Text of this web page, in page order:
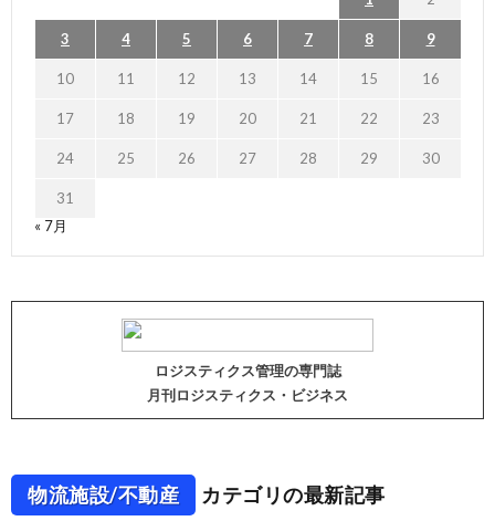
3 4 5 6 7 8 9
10 11 12 13 14 15 16
17 18 19 20 21 22 23
24 25 26 27 28 29 30
31
« 7月
ロジスティクス管理の専門誌
月刊ロジスティクス・ビジネス
物流施設/不動産 カテゴリの最新記事